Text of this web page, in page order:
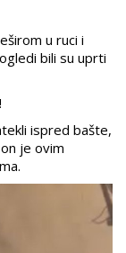
u ruci i
bili su uprti
ispred bašte,
je ovim